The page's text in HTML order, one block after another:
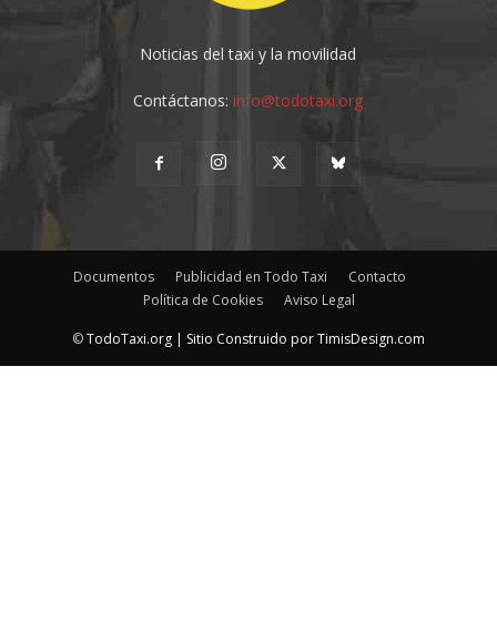
Noticias del taxi y la movilidad
Contáctanos:info@todotaxi.org
Documentos Publicidad en Todo Taxi
Contacto
Política de Cookies
Aviso Legal
©TodoTaxi.org | Sitio Construido porTimisDesign.com